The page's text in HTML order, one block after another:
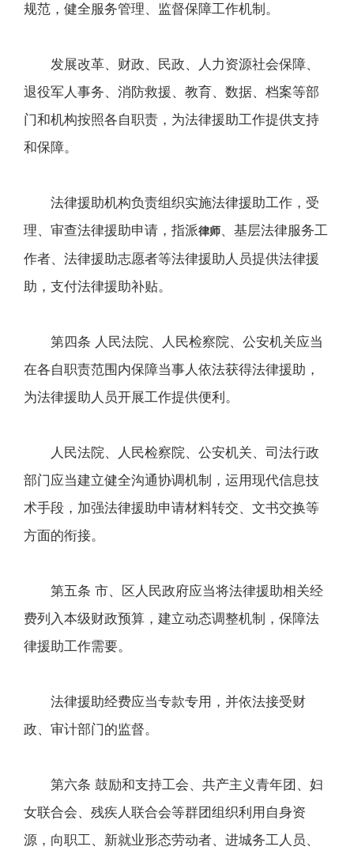
规范，健全服务管理、监督保障工作机制。
发展改革、财政、民政、人力资源社会保障、
退役军人事务、消防救援、教育、数据、档案等部
门和机构按照各自职责，为法律援助工作提供支持
和保障。
法律援助机构负责组织实施法律援助工作，受
理、审查法律援助申请，指派律师、基层法律服务工
作者、法律援助志愿者等法律援助人员提供法律援
助，支付法律援助补贴。
第四条 人民法院、人民检察院、公安机关应当
在各自职责范围内保障当事人依法获得法律援助，
为法律援助人员开展工作提供便利。
人民法院、人民检察院、公安机关、司法行政
部门应当建立健全沟通协调机制，运用现代信息技
术手段，加强法律援助申请材料转交、文书交换等
方面的衔接。
第五条 市、区人民政府应当将法律援助相关经
费列入本级财政预算，建立动态调整机制，保障法
律援助工作需要。
法律援助经费应当专款专用，并依法接受财
政、审计部门的监督。
第六条 鼓励和支持工会、共产主义青年团、妇
女联合会、残疾人联合会等群团组织利用自身资
源，向职工、新就业形态劳动者、进城务工人员、